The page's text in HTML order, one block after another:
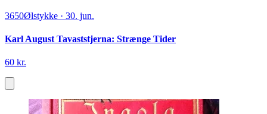
3650Ølstykke · 30. jun.
Karl August Tavaststjerna: Strænge Tider
60 kr.